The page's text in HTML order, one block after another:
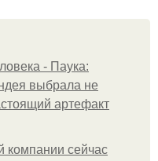
- Паука:
выбрала не
артефакт
компании сейчас